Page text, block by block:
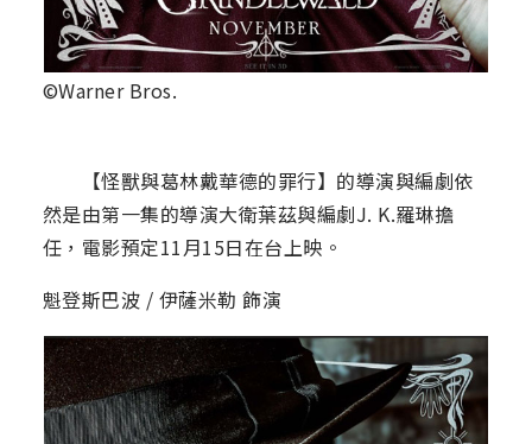
©Warner Bros.
【怪獸與葛林戴華德的罪行】的導演與編劇依
然是由第一集的導演大衛葉茲與編劇J. K.羅琳擔
任，電影預定11月15日在台上映。
魁登斯巴波 / 伊薩米勒 飾演